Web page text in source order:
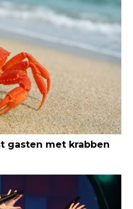
gasten met krabben